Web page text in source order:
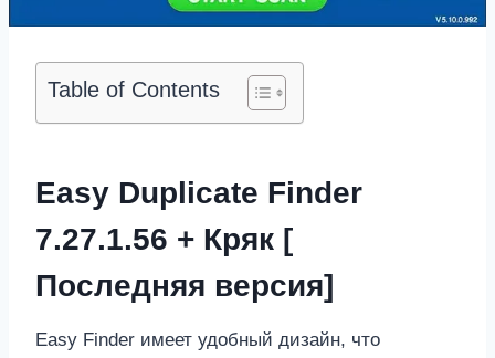
Table of Contents
Easy Duplicate Finder
7.27.1.56 + Кряк [
Последняя версия]
Easy Finder имеет удобный дизайн, что